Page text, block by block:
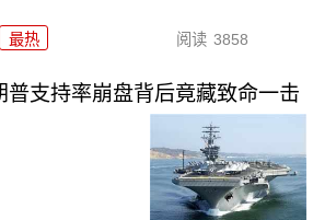
最热 阅读 3858
普支持率崩盘背后竟藏致命一击